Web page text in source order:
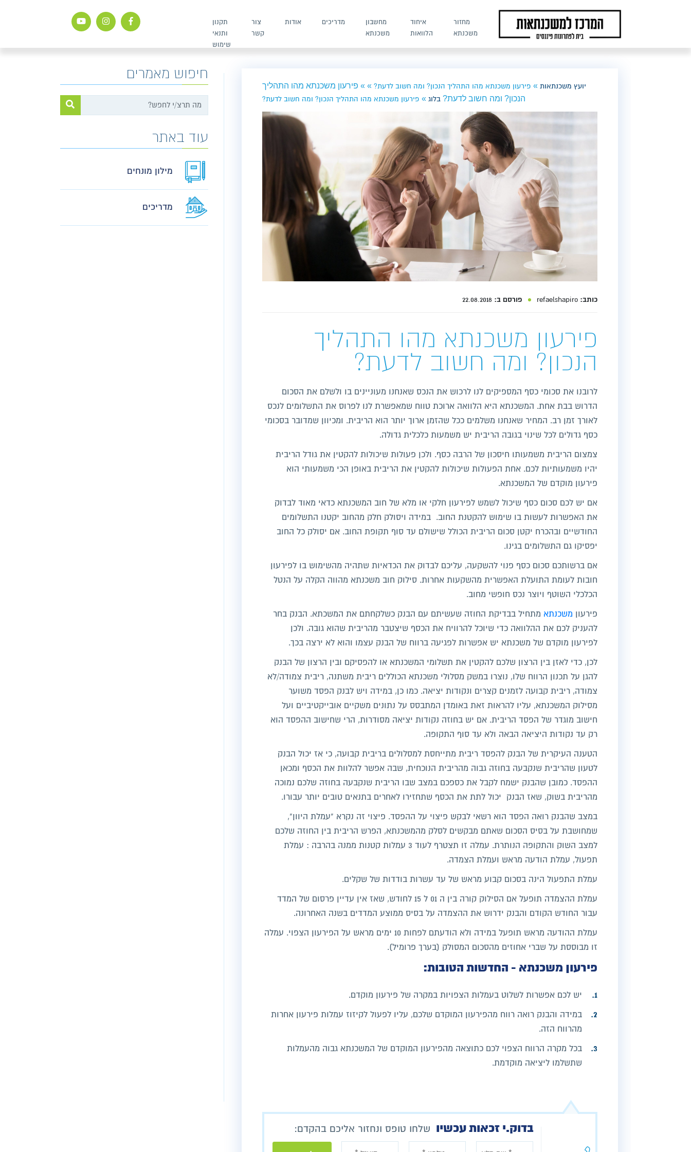
מחזור
משכנתא
איחוד
הלוואות
מחשבון
משכנתא
מדריכים אודות
צור
קשר
תקנון
ותנאי
שימוש
יועץ משכנתאות » פירעון משכנתא מהו התהליך הנכון? ומה חשוב לדעת? »
» פירעון משכנתא מהו התהליך
הנכון? ומה חשוב לדעת? בלוג » פירעון משכנתא מהו התהליך הנכון? ומה חשוב לדעת?
כותב: פורסם ב:
פירעון משכנתא מהו התהליך
הנכון? ומה חשוב לדעת?
לרובנו את סכומי כסף המספיקים לנו לרכוש את הנכס שאנחנו מעוניינים בו ולשלם את הסכום
הדרוש בבת אחת. המשכנתא היא הלוואה ארוכת טווח שמאפשרת לנו לפרוס את התשלומים לנכס
לאורך זמן רב. המחיר שאנחנו משלמים ככל שהזמן ארוך יותר הוא הריבית. ומכיוון שמדובר בסכומי
כסף גדולים לכל שינוי בגובה הריבית יש משמעות כלכלית גדולה.
צמצום הריבית משמעותו חיסכון של הרבה כסף. ולכן פעולות שיכולות להקטין את גודל הריבית
יהיו משמעותיות לכם. אחת הפעולות שיכולות להקטין את הריבית באופן הכי משמעותי הוא
פירעון מוקדם של המשכנתא.
אם יש לכם סכום כסף שיכול לשמש לפירעון חלקי או מלא של חוב המשכנתא כדאי מאוד לבדוק
את האפשרות לעשות בו שימוש להקטנת החוב. במידה ויסולק חלק מהחוב יקטנו התשלומים
החודשיים ובהכרח יקטן סכום הריבית הכולל שישולם עד סוף תקופת החוב. אם יסולק כל החוב
יפסיקו גם התשלומים בגינו.
אם ברשותכם סכום כסף פנוי להשקעה, עליכם לבדוק את הכדאיות שתהיה מהשימוש בו לפירעון
חובות לעומת התועלת האפשרית מהשקעות אחרות. סילוק חוב משכנתא מהווה הקלה על הנטל
הכלכלי השוטף ויוצר נכס חופשי מחוב.
פירעון משכנתא מתחיל בבדיקת החוזה שעשיתם עם הבנק כשלקחתם את המשכתא. הבנק בחר
להעניק לכם את ההלוואה כדי שיוכל להרוויח את הכסף שיצטבר מהריבית שהוא גובה. ולכן
לפירעון מוקדם של משכנתא יש אפשרות לפגיעה ברווח של הבנק עצמו והוא לא ירצה בכך.
לכן, כדי לאזן בין הרצון שלכם להקטין את תשלומי המשכנתא או להפסיקם ובין הרצון של הבנק
להגן על תכנון הרווח שלו, נוצרו במשק מסלולי משכנתא הכוללים ריבית משתנה, ריבית צמודה/לא
צמודה, ריבית קבועה לזמנים קצרים ונקודות יציאה. כמו כן, במידה ויש לבנק הפסד משוער
מסילוק המשכנתא, עליו להראות זאת באומדן המתבסס על נתונים משקיים אובייקטיביים ועל
חישוב מוגדר של הפסד הריבית. אם יש בחוזה נקודות יציאה מסודרות, הרי שחישוב ההפסד הוא
רק עד נקודות היציאה הבאה ולא עד סוף התקופה.
הטענה העיקרית של הבנק להפסד ריבית מתייחסת למסלולים בריבית קבועה, כי אז יכול הבנק
לטעון שהריבית שנקבעה בחוזה גבוה מהריבית הנוכחית, שבה אפשר להלוות את הכסף ומכאן
ההפסד. כמובן שהבנק ישמח לקבל את כספכם במצב שבו הריבית שנקבעה בחוזה שלכם נמוכה
מהריבית בשוק, שאז הבנק יכול לתת את הכסף שתחזירו לאחרים בתנאים טובים יותר עבורו.
במצב שהבנק רואה הפסד הוא רשאי לבקש פיצוי על ההפסד. פיצוי זה נקרא "עמלת היוון",
שמחושבת על בסיס הסכום שאתם מבקשים לסלק מהמשכנתא, הפרש הריבית בין החוזה שלכם
למצב השוק והתקופה הנותרת. עמלה זו תצטרף לעוד 3 עמלות קטנות ממנה בהרבה : עמלת
תפעול, עמלת הודעה מראש ועמלת הצמדה.
עמלת התפעול הינה בסכום קבוע מראש של עד עשרות בודדות של שקלים.
עמלת ההצמדה תופעל אם הסילוק קורה בין ה 01 ל 15 לחודש, שאז אין עדיין פרסום של המדד
עבור החודש הקודם והבנק ידרוש את ההצמדה על בסיס ממוצע המדדים בשנה האחרונה.
עמלת ההודעה מראש תופעל במידה ולא הודעתם לפחות 10 ימים מראש על הפירעון הצפוי. עמלה
זו מבוססת על שברי אחוזים מהסכום המסולק (בערך פרומיל).
פירעון משכנתא - החדשות הטובות:
יש לכם אפשרות לשלוט בעמלות הצפויות במקרה של פירעון מוקדם.
במידה והבנק רואה רווח מהפירעון המוקדם שלכם, עליו לפעול לקיזוז עמלות פירעון אחרות
מהרווח הזה.
בכל מקרה הרווח הצפוי לכם כתוצאה מהפירעון המוקדם של המשכנתא גבוה מהעמלות
שתשלמו ליציאה מוקדמת.
בדוק.י זכאות עכשיו שלחו טופס ונחזור אליכם בהקדם:
חיפוש מאמרים
עוד באתר
מילון מונחים
מדריכים